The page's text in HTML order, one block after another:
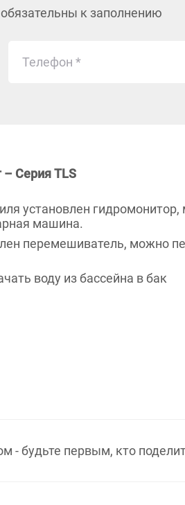
к заполнению
– Серия TLS
установлен
машина.
перемешиватель, можно
воду из бассейна в бак
- будьте первым, кто